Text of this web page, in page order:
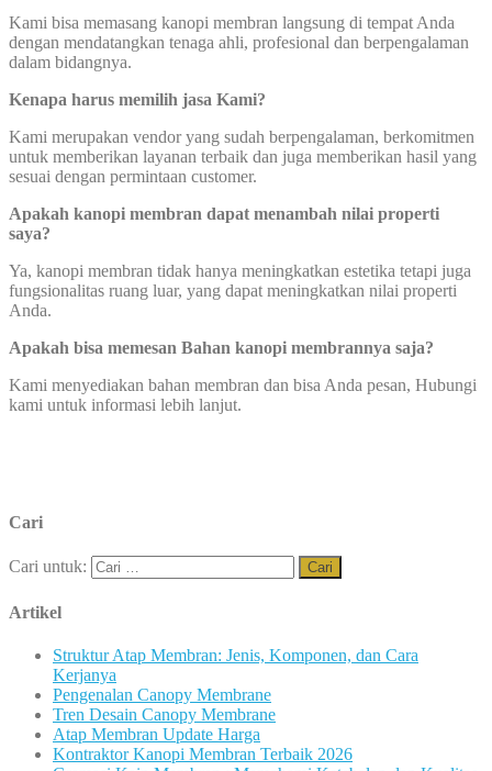
Kami bisa memasang kanopi membran langsung di tempat Anda
dengan mendatangkan tenaga ahli, profesional dan berpengalaman
dalam bidangnya.
Kenapa harus memilih jasa Kami?
Kami merupakan vendor yang sudah berpengalaman, berkomitmen
untuk memberikan layanan terbaik dan juga memberikan hasil yang
sesuai dengan permintaan customer.
Apakah kanopi membran dapat menambah nilai properti
saya?
Ya, kanopi membran tidak hanya meningkatkan estetika tetapi juga
fungsionalitas ruang luar, yang dapat meningkatkan nilai properti
Anda.
Apakah bisa memesan Bahan kanopi membrannya saja?
Kami menyediakan bahan membran dan bisa Anda pesan, Hubungi
kami untuk informasi lebih lanjut.
Cari
Cari untuk:
Artikel
Struktur Atap Membran: Jenis, Komponen, dan Cara
Kerjanya
Pengenalan Canopy Membrane
Tren Desain Canopy Membrane
Atap Membran Update Harga
Kontraktor Kanopi Membran Terbaik 2026